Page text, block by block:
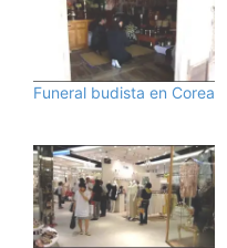
Funeral budista en Corea